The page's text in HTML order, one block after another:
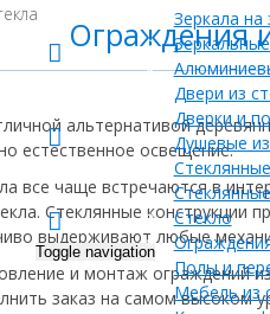
Toggle navigation
Зеркала на
Двери из
Дверки и
Душевые
Стекло
Полы и
Мебель из
Ограждения
альтернативой
естественное освещение.
все чаще встречаются в
Стеклянные
выдерживают любые
и монтаж ограждений
заказ на самом высоком